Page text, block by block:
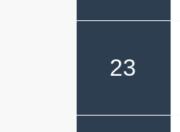
23